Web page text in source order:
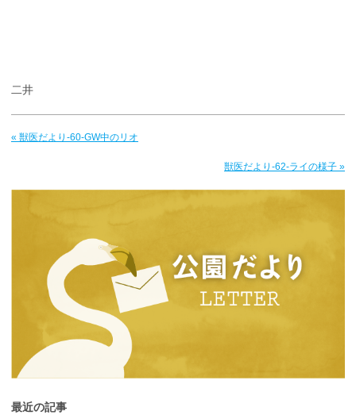
二井
« 獣医だより-60-GW中のリオ
獣医だより-62-ライの様子 »
最近の記事